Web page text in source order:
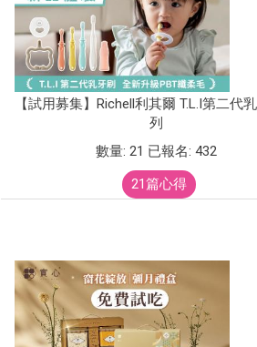
【試用募集】Richell利其爾 T.L.I第二代
列
數量: 21 已報名: 432
21篇心得